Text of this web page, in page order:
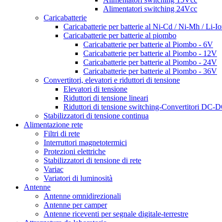
Alimentatori switching 24Vcc
Caricabatterie
Caricabatterie per batterie al Ni-Cd / Ni-Mh / Li-
Caricabatterie per batterie al piombo
Caricabatterie per batterie al Piombo - 6V
Caricabatterie per batterie al Piombo - 12V
Caricabatterie per batterie al Piombo - 24V
Caricabatterie per batterie al Piombo - 36V
Convertitori, elevatori e riduttori di tensione
Elevatori di tensione
Riduttori di tensione lineari
Riduttori di tensione switching-Convertitori DC-
Stabilizzatori di tensione continua
Alimentazione rete
Filtri di rete
Interruttori magnetotermici
Protezioni elettriche
Stabilizzatori di tensione di rete
Variac
Variatori di luminosità
Antenne
Antenne omnidirezionali
Antenne per camper
Antenne riceventi per segnale digitale-terrestre